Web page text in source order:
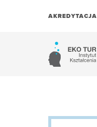
AKREDYTACJA